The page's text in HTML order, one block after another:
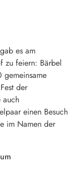
es am
zu feiern: Bärbel
gemeinsame
der
auch
einen Besuch
im Namen der